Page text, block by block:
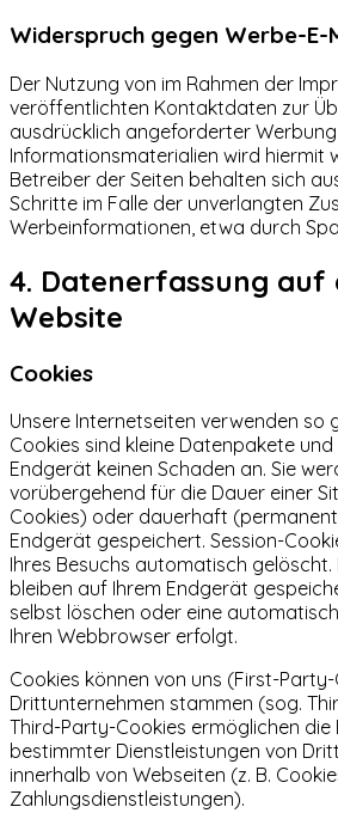
Widerspruch gegen Werbe-E-
Der Nutzung von im Rahmen der
veröffentlichten Kontaktdaten zur
ausdrücklich angeforderter
Informationsmaterialien wird hiermit
Betreiber der Seiten behalten sich
Schritte im Falle der unverlangten
Werbeinformationen, etwa durch
4. Datenerfassung auf
Website
Cookies
Unsere Internetseiten verwenden so
Cookies sind kleine Datenpakete
Endgerät keinen Schaden an. Sie
vorübergehend für die Dauer einer
Cookies) oder dauerhaft
Endgerät gespeichert. Session-
Ihres Besuchs automatisch
bleiben auf Ihrem Endgerät
selbst löschen oder eine
Ihren Webbrowser erfolgt.
Cookies können von uns (First-
Drittunternehmen stammen (sog.
Third-Party-Cookies ermöglichen die
bestimmter Dienstleistungen von
innerhalb von Webseiten (z. B.
Zahlungsdienstleistungen).